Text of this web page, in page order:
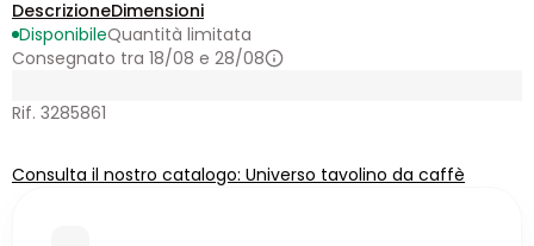
DescrizioneDimensioni
DisponibileQuantità limitata
Consegnato tra 18/08 e 28/08
Rif. 3285861
Consulta il nostro catalogo: Universo tavolino da caffè